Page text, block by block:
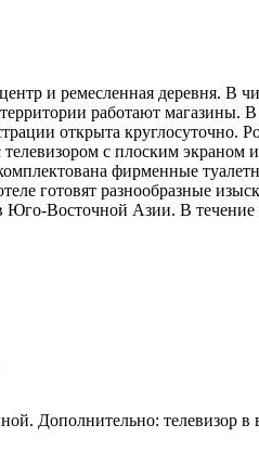
и ремесленная деревня. В
работают магазины.
открыта круглосуточно.
с плоским экраном
фирменные
готовят разнообразные
Юго-Восточной Азии. В течение
Дополнительно: телевизор в